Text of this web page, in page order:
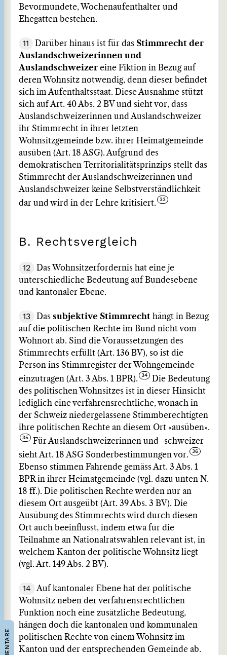
Bevormundete, Wochenaufenthalter und
Ehegatten bestehen.
11 Darüber hinaus ist für das Stimmrecht der
Auslandschweizerinnen und
Auslandschweizer eine Fiktion in Bezug auf
deren Wohnsitz notwendig, denn dieser befindet
sich im Aufenthaltsstaat. Diese Ausnahme stützt
sich auf Art. 40 Abs. 2 BV und sieht vor, dass
Auslandschweizerinnen und Auslandschweizer
ihr Stimmrecht in ihrer letzten
Wohnsitzgemeinde bzw. ihrer Heimatgemeinde
ausüben (Art. 18 ASG). Aufgrund des
demokratischen Territorialitätsprinzips stellt das
Stimmrecht der Auslandschweizerinnen und
Auslandschweizer keine Selbstverständlichkeit
dar und wird in der Lehre kritisiert.
B. Rechtsvergleich
12
Das Wohnsitzerfordernis hat eine je
unterschiedliche Bedeutung auf Bundesebene
und kantonaler Ebene.
13 Das subjektive Stimmrecht hängt in Bezug
auf die politischen Rechte im Bund nicht vom
Wohnort ab. Sind die Voraussetzungen des
Stimmrechts erfüllt (Art. 136 BV), so ist die
Person ins Stimmregister der Wohngemeinde
einzutragen (Art. 3 Abs. 1 BPR).
Die Bedeutung
des politischen Wohnsitzes ist in dieser Hinsicht
lediglich eine verfahrensrechtliche, wonach in
der Schweiz niedergelassene Stimmberechtigten
ihre politischen Rechte an diesem Ort «ausüben».
Für Auslandschweizerinnen und -schweizer
sieht Art. 18 ASG Sonderbestimmungen vor.
Ebenso stimmen Fahrende gemäss Art. 3 Abs. 1
BPR in ihrer Heimatgemeinde (vgl. dazu unten N.
18 ff.). Die politischen Rechte werden nur an
diesem Ort ausgeübt (Art. 39 Abs. 3 BV). Die
Ausübung des Stimmrechts wird durch diesen
Ort auch beeinflusst, indem etwa für die
Teilnahme an Nationalratswahlen relevant ist, in
welchem Kanton der politische Wohnsitz liegt
(vgl. Art. 149 Abs. 2 BV).
14
Auf kantonaler Ebene hat der politische
Wohnsitz neben der verfahrensrechtlichen
Funktion noch eine zusätzliche Bedeutung,
hängen doch die kantonalen und kommunalen
politischen Rechte von einem Wohnsitz im
Kanton und der entsprechenden Gemeinde ab.